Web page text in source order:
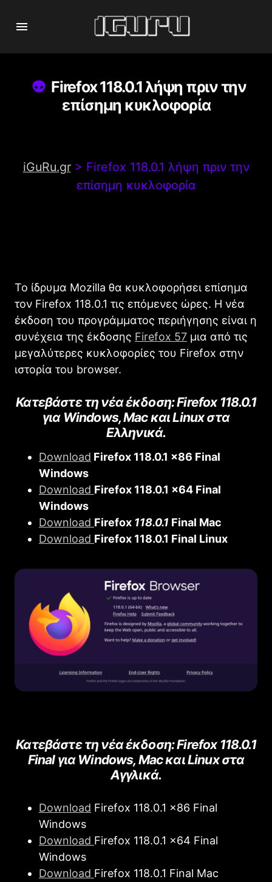
Firefox 118.0.1 λήψη πριν την
επίσημη κυκλοφορία
iGuRu.gr> Firefox 118.0.1 λήψη πριν την
επίσημη κυκλοφορία
Το ίδρυμα Mozilla θα κυκλοφορήσει επίσημα
τον Firefox 118.0.1 τις επόμενες ώρες. Η νέα
έκδοση του προγράμματος περιήγησης είναι η
συνέχεια της έκδοσης Firefοx 57 μια από τις
μεγαλύτερες κυκλοφορίες του Firefox στην
ιστορία του browser.
Κατεβάστε τη νέα έκδοση: Firefοx 118.0.1
για Windows, Mac και Linux στα
Ελληνικά.
Download Firefοx 118.0.1 x86 Final
Windows
Download Firefοx 118.0.1 x64 Final
Windows
Download Firefοx 118.0.1 Final Mac
Download Firefοx 118.0.1 Final Linux
Κατεβάστε τη νέα έκδοση: Firefοx 118.0.1
Final για Windows, Mac και Linux στα
Αγγλικά.
Download Firefοx 118.0.1 x86 Final
Windows
Download Firefοx 118.0.1 x64 Final
Windows
Download Firefοx 118.0.1 Final Mac